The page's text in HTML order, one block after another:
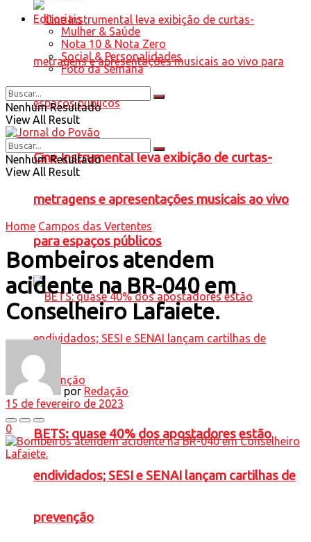
Cine Instrumental leva exibição de curtas-
metragens e apresentações musicais ao vivo
para espaços públicos
BETS: quase 40% dos apostadores estão
endividados; SESI e SENAI lançam cartilhas de
prevenção
Editoriais
Mulher & Saúde
Nota 10 & Nota Zero
Social & Personalidades
Foto da Semana
Nenhum Resultado
View All Result
Nenhum Resultado
View All Result
Home Campos das Vertentes
Bombeiros atendem
acidente na BR-040 em
Conselheiro Lafaiete.
por Redação
15 de fevereiro de 2023
0